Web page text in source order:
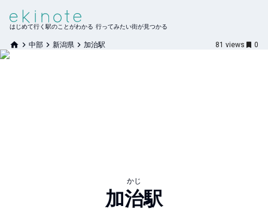
はじめて行く駅のことがわかる 行ってみたい街が見つかる
中部 新潟県 加治駅 81 views 0
かじ
加治駅